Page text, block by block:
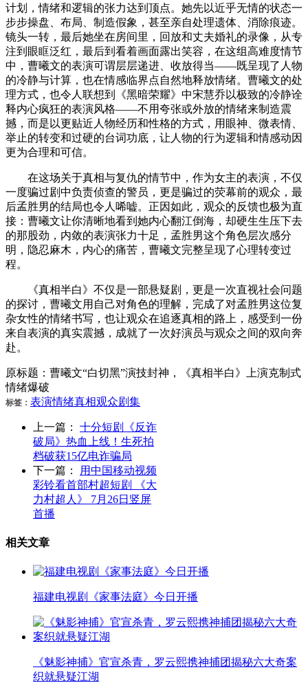
计划，情绪和逻辑的张力达到顶点。她先以近乎无情的状态一
步步操盘、布局、制造假象，甚至亲自处理遗体、消除痕迹。
镜头一转，最后她坐在房间里，回放和丈夫婚礼的录像，从专
注到眼眶泛红，最后到看着画面露出笑容，在这组高难度情节
中，曹曦文的表演可谓层层递进、收放得当——既呈现了人物
的冷静与计算，也在情感临界点自然地释放情绪。曹曦文的处
理方式，也令人联想到《黑暗荣耀》中宋慧乔以极致的冷静诠
释内心疯狂的表演风格——不用夸张或外放的情绪来制造震
撼，而是以更贴近人物经历和性格的方式，用眼神、微表情、
举止的转变和过硬的台词功底，让人物的行为逻辑和情感动因
更为合理和可信。
在这场关于真相与复仇的情节中，作为女主的表演，不仅
一度骗过剧中负责侦查的警员，更是骗过的荧幕前的观众，最
后孟胜男的结局也令人唏嘘。正因如此，观众的反馈也极为直
接：曹曦文让你清晰地看到她内心翻江倒海，却硬生生压下去
的那股劲，内敛的表演张力十足，孟胜男这个角色层次感分
明，隐忍麻木，内心的痛苦，曹曦文完整呈现了心理转变过
程。
《真相半白》不仅是一部悬疑剧，更是一次直视社会问题
的探讨，曹曦文用自己对角色的理解，完成了对孟胜男这位复
杂女性的情绪书写，也让观众在追逐真相的路上，感受到一份
来自表演的真实震撼，成就了一次好演员与观众之间的双向奔
赴。
原标题：曹曦文“白切黑”演技封神，《真相半白》上演克制式
情绪爆破
标签： 表演情绪真相观众剧集
上一篇：
十分短剧《反诈
破局》热血上线！生死拍
档破获15亿电诈骗局
下一篇：
用中国移动视频
彩铃看首部村超短剧 《大
力村超人》 7月26日竖屏
首播
相关文章
福建电视剧《家事法庭》今日开播
《魅影神捕》官宣杀青，罗云熙携神捕团揭秘六大奇案
织就悬疑江湖